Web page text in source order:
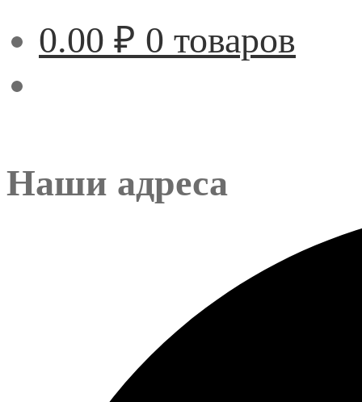
0.00 ₽ 0 товаров
Наши адреса